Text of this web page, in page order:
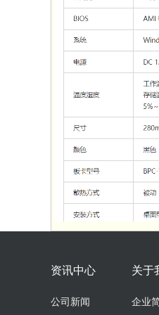
资讯中心
公司新闻
关于
企业